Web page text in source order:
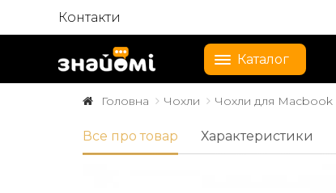
Контакти
Каталог
Головна Чохли Чохли для Macbook
Все про товар Характеристики